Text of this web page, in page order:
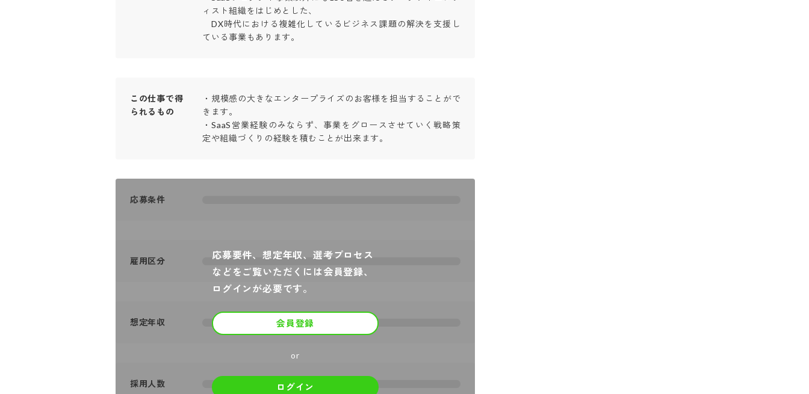
ィスト組織をはじめとした、
DX時代における複雑化しているビジネス課題の解決を支援し
ている事業もあります。
この仕事で得
られるもの
・規模感の大きなエンタープライズのお客様を担当することがで
きます。
・SaaS営業経験のみならず、事業をグロースさせていく戦略策
定や組織づくりの経験を積むことが出来ます。
応募要件、想定年収、選考プロセス
などをご覧いただくには会員登録、
ログインが必要です。
会員登録
or
ログイン
応募条件
雇用区分
想定年収
採用人数